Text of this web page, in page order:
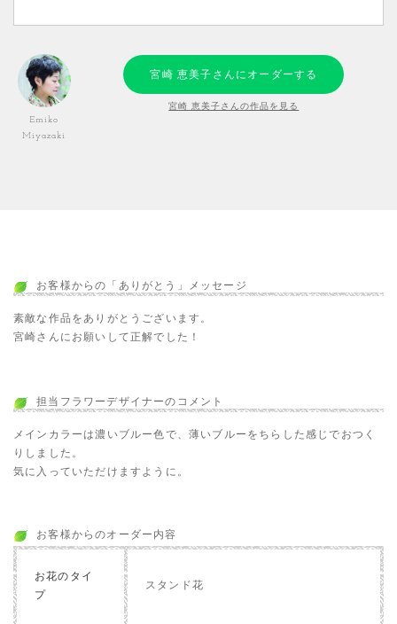
Emiko
Miyazaki
宮崎 恵美子さんにオーダーする
宮崎 恵美子さんの作品を見る
お客様からの「ありがとう」メッセージ
素敵な作品をありがとうございます。
宮崎さんにお願いして正解でした！
担当フラワーデザイナーのコメント
メインカラーは濃いブルー色で、薄いブルーをちらした感じでおつく
りしました。
気に入っていただけますように。
お客様からのオーダー内容
お花のタイ
プ
スタンド花